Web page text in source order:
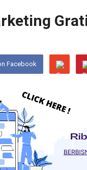
Facebook